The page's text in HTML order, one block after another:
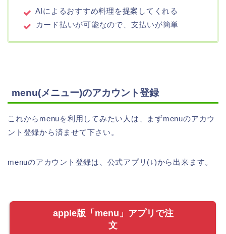
AIによるおすすめ料理を提案してくれる
カード払いが可能なので、支払いが簡単
menu(メニュー)のアカウント登録
これからmenuを利用してみたい人は、まずmenuのアカウ
ント登録から済ませて下さい。
menuのアカウント登録は、公式アプリ(↓)から出来ます。
apple版「menu」アプリで注
文